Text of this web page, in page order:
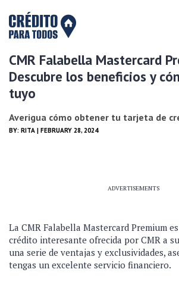
CMR Falabella Mastercard
Descubre los beneficios y
tuyo
Averigua cómo obtener tu tarjeta de
BY: RITA | FEBRUARY 28, 2024
ADVERTISEMENTS
La CMR Falabella Mastercard Premium
crédito interesante ofrecida por CMR a
una serie de ventajas y exclusividades,
tengas un excelente servicio financiero.